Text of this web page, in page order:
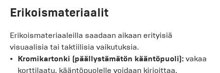
Erikoismateriaalit
Erikoismateriaaleilla saadaan aikaan erityisiä
visuaalisia tai taktiilisia vaikutuksia.
Kromikartonki (päällystämätön kääntöpuoli): vakaa
korttilaatu, kääntöpuolelle voidaan kirjoittaa.